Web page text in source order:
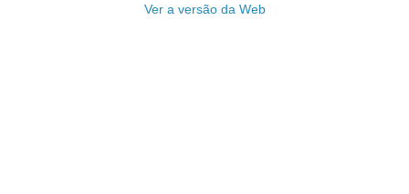
Ver a versão da Web